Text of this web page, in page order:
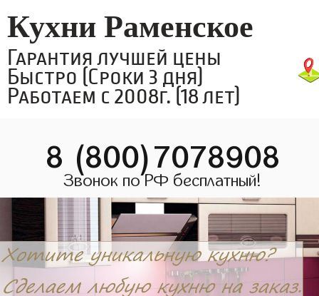
Кухни Раменское
Гарантия лучшей цены
Быстро (Сроки 3 дня)
Работаем с 2008г. (18 лет)
8 (800)7078908
Звонок по РФ бесплатный!